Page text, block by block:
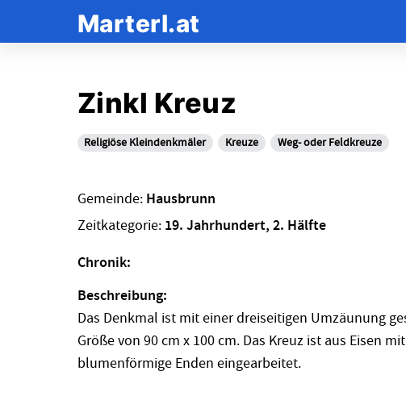
Marterl.at
Zinkl Kreuz
Religiöse Kleindenkmäler Kreuze Weg- oder Feldkreuze
Gemeinde: Hausbrunn
Zeitkategorie: 19. Jahrhundert, 2. Hälfte
Chronik:
Beschreibung:
Das Denkmal ist mit einer dreiseitigen Umzäunung
Größe von 90 cm x 100 cm. Das Kreuz ist aus Eisen
blumenförmige Enden eingearbeitet.